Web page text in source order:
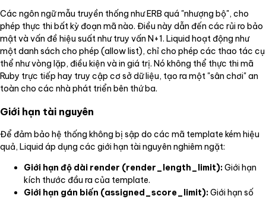
Các ngôn ngữ mẫu truyền thống như ERB quá "nhượng bộ", cho
phép thực thi bất kỳ đoạn mã nào. Điều này dẫn đến các rủi ro bảo
mật và vấn đề hiệu suất như truy vấn N+1. Liquid hoạt động như
một danh sách cho phép (allow list), chỉ cho phép các thao tác cụ
thể như vòng lặp, điều kiện và in giá trị. Nó không thể thực thi mã
Ruby trực tiếp hay truy cập cơ sở dữ liệu, tạo ra một "sân chơi" an
toàn cho các nhà phát triển bên thứ ba.
Giới hạn tài nguyên
Để đảm bảo hệ thống không bị sập do các mã template kém hiệu
quả, Liquid áp dụng các giới hạn tài nguyên nghiêm ngặt:
Giới hạn độ dài render (render_length_limit):Giới hạn
kích thước đầu ra của template.
Giới hạn gán biến (assigned_score_limit):Giới hạn số